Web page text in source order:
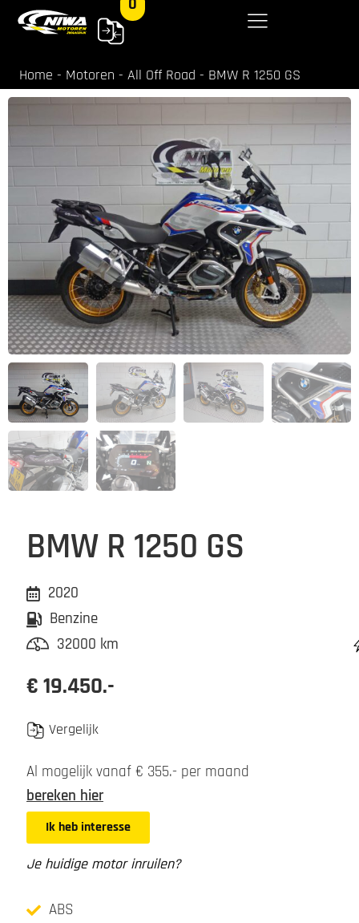
Home - Motoren - All Off Road - BMW R 1250 GS
BMW R 1250 GS
2020
Benzine
32000 km
€ 19.450.-
Vergelijk
Al mogelijk vanaf € 355.- per maand
bereken hier
Ik heb interesse
Je huidige motor inruilen?
ABS